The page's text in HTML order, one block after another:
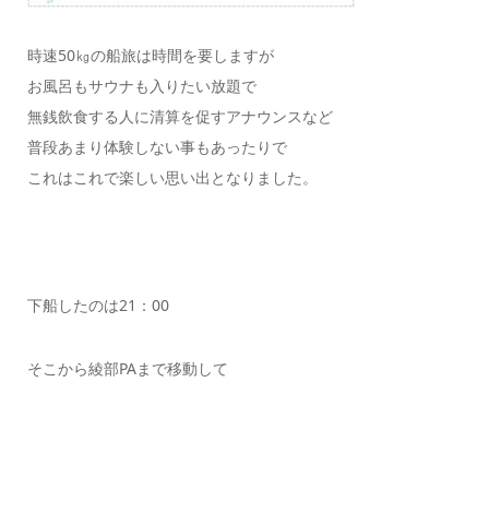
時速50㎏の船旅は時間を要しますが
お風呂もサウナも入りたい放題で
無銭飲食する人に清算を促すアナウンスなど
普段あまり体験しない事もあったりで
これはこれで楽しい思い出となりました。
下船したのは21：00
そこから綾部PAまで移動して